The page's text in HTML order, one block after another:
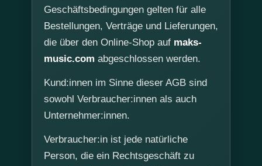
Geschäftsbedingungen gelten für alle
Bestellungen, Verträge und Lieferungen,
die über den Online-Shop auf maks-
music.com abgeschlossen werden.
Kund:innen im Sinne dieser AGB sind
sowohl Verbraucher:innen als auch
Unternehmer:innen.
Verbraucher:in ist jede natürliche
Person, die ein Rechtsgeschäft zu